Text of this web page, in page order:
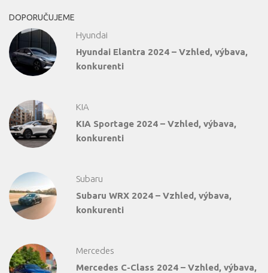
DOPORUČUJEME
Hyundai
Hyundai Elantra 2024 – Vzhled, výbava,
konkurenti
KIA
KIA Sportage 2024 – Vzhled, výbava,
konkurenti
Subaru
Subaru WRX 2024 – Vzhled, výbava,
konkurenti
Mercedes
Mercedes C-Class 2024 – Vzhled, výbava,